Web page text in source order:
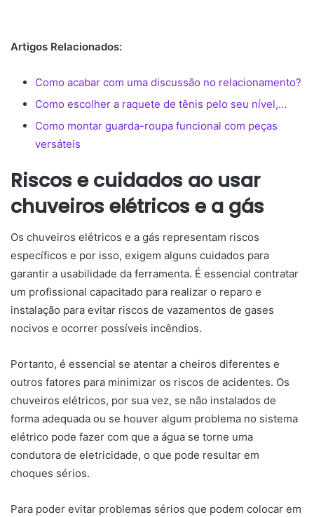
Artigos Relacionados:
Como acabar com uma discussão no relacionamento?
Como escolher a raquete de tênis pelo seu nível,…
Como montar guarda-roupa funcional com peças
versáteis
Riscos e cuidados ao usar
chuveiros elétricos e a gás
Os chuveiros elétricos e a gás representam riscos
específicos e por isso, exigem alguns cuidados para
garantir a usabilidade da ferramenta. É essencial contratar
um profissional capacitado para realizar o reparo e
instalação para evitar riscos de vazamentos de gases
nocivos e ocorrer possíveis incêndios.
Portanto, é essencial se atentar a cheiros diferentes e
outros fatores para minimizar os riscos de acidentes. Os
chuveiros elétricos, por sua vez, se não instalados de
forma adequada ou se houver algum problema no sistema
elétrico pode fazer com que a água se torne uma
condutora de eletricidade, o que pode resultar em
choques sérios.
Para poder evitar problemas sérios que podem colocar em